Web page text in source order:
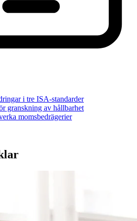
i tre ISA-standarder
granskning av hållbarhet
momsbedrägerier